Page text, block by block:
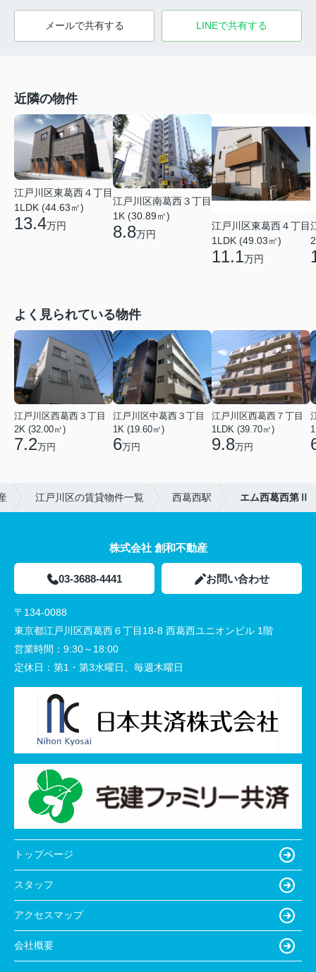
メールで共有する LINEで共有する
近隣の物件
江戸川区東葛西４丁目
1LDK (44.63㎡)
13.4万円
江戸川区南葛西３丁目
1K (30.89㎡)
8.8万円
江戸川区東葛西４丁目
1LDK (49.03㎡)
11.1万円
よく見られている物件
江戸川区西葛西３丁目
2K (32.00㎡)
7.2万円
江戸川区中葛西３丁目
1K (19.60㎡)
6万円
江戸川区西葛西７丁目
1LDK (39.70㎡)
9.8万円
江戸川区の賃貸物件一覧 西葛西駅 エム西葛西第Ⅱ
株式会社 創和不動産
03-3688-4441 お問い合わせ
〒134-0088
東京都江戸川区西葛西６丁目18-8 西葛西ユニオンビル 1階
営業時間： 9:30～18:00
定休日： 第1・第3水曜日、毎週木曜日
トップページ
スタッフ
アクセスマップ
会社概要